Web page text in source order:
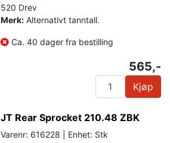
520 Drev
Merk: Alternativt tanntall.
Ca. 40 dager fra bestilling
565,-
Kjøp
JT Rear Sprocket 210.48 ZBK
Varenr: 616228 | Enhet: Stk